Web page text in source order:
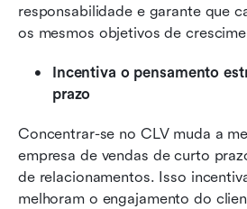
responsabilidade e garante que
os mesmos objetivos de
Incentiva o pensamento
prazo
Concentrar-se no CLV muda a
empresa de vendas de curto
de relacionamentos. Isso
melhoram o engajamento do